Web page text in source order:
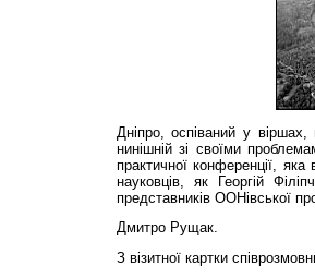
Дніпро, оспіваний у віршах,
нинішній зі своїми
практичної конференції,
науковців, як Георгій
представників ООНівської
Дмитро Рущак.
З візитної картки